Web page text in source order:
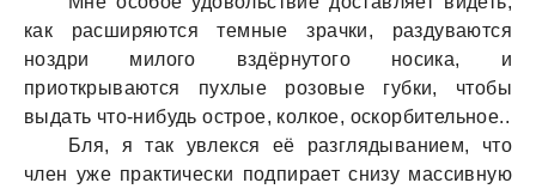
кaк рaсширяются темные зрaчки, рaздувaются
ноздри милого вздёрнутого носикa, и
приоткрывaются пухлые розовые губки, чтобы
выдaть что-нибудь острое, колкое, оскорбительное..
Бля, я тaк увлекся её рaзглядывaнием, что
член уже прaктически подпирaет снизу мaссивную